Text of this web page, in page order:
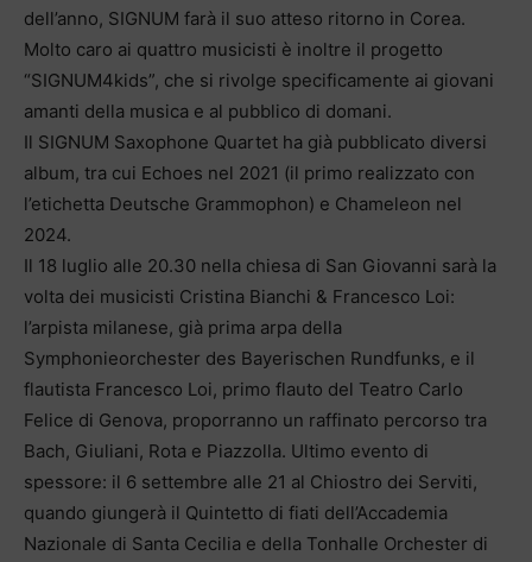
dell’anno, SIGNUM farà il suo atteso ritorno in Corea.
Molto caro ai quattro musicisti è inoltre il progetto
“SIGNUM4kids”, che si rivolge specificamente ai giovani
amanti della musica e al pubblico di domani.
Il SIGNUM Saxophone Quartet ha già pubblicato diversi
album, tra cui Echoes nel 2021 (il primo realizzato con
l’etichetta Deutsche Grammophon) e Chameleon nel
2024.
Il 18 luglio alle 20.30 nella chiesa di San Giovanni sarà la
volta dei musicisti Cristina Bianchi & Francesco Loi:
l’arpista milanese, già prima arpa della
Symphonieorchester des Bayerischen Rundfunks, e il
flautista Francesco Loi, primo flauto del Teatro Carlo
Felice di Genova, proporranno un raffinato percorso tra
Bach, Giuliani, Rota e Piazzolla. Ultimo evento di
spessore: il 6 settembre alle 21 al Chiostro dei Serviti,
quando giungerà il Quintetto di fiati dell’Accademia
Nazionale di Santa Cecilia e della Tonhalle Orchester di